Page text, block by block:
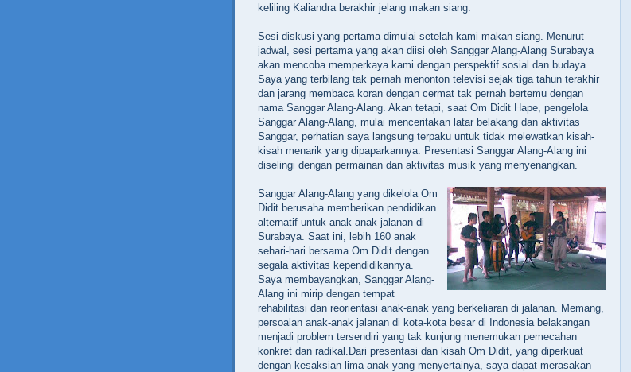
keliling Kaliandra berakhir jelang makan siang.
Sesi diskusi yang pertama dimulai setelah kami makan siang. Menurut
jadwal, sesi pertama yang akan diisi oleh Sanggar Alang-Alang Surabaya
akan mencoba memperkaya kami dengan perspektif sosial dan budaya.
Saya yang terbilang tak pernah menonton televisi sejak tiga tahun terakhir
dan jarang membaca koran dengan cermat tak pernah bertemu dengan
nama Sanggar Alang-Alang. Akan tetapi, saat Om Didit Hape, pengelola
Sanggar Alang-Alang, mulai menceritakan latar belakang dan aktivitas
Sanggar, perhatian saya langsung terpaku untuk tidak melewatkan kisah-
kisah menarik yang dipaparkannya. Presentasi Sanggar Alang-Alang ini
diselingi dengan permainan dan aktivitas musik yang menyenangkan.
Sanggar Alang-Alang yang dikelola Om
Didit berusaha memberikan pendidikan
alternatif untuk anak-anak jalanan di
Surabaya. Saat ini, lebih 160 anak
sehari-hari bersama Om Didit dengan
segala aktivitas kependidikannya.
Saya membayangkan, Sanggar Alang-
Alang ini mirip dengan tempat
rehabilitasi dan reorientasi anak-anak yang berkeliaran di jalanan. Memang,
persoalan anak-anak jalanan di kota-kota besar di Indonesia belakangan
menjadi problem tersendiri yang tak kunjung menemukan pemecahan
konkret dan radikal.Dari presentasi dan kisah Om Didit, yang diperkuat
dengan kesaksian lima anak yang menyertainya, saya dapat merasakan